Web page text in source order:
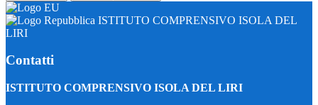
ISTITUTO COMPRENSIVO ISOLA DEL
LIRI
Contatti
ISTITUTO COMPRENSIVO ISOLA DEL LIRI